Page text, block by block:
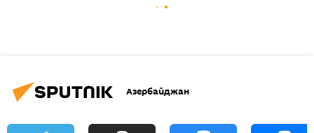
Азербайджан